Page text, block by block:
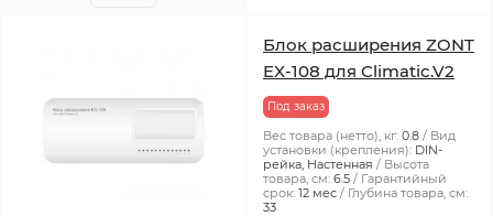
Блок расширения ZONT
EX-108 для Climatic.V2
Под заказ
Вес товара (нетто), кг: 0.8
Вид
установки (крепления): DIN-
рейка, Настенная
Высота
товара, см: 6.5
Гарантийный
срок: 12 мес
Глубина товара, см:
33